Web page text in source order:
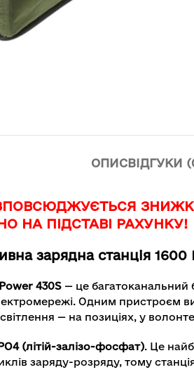
ОПИСВІДГУКИ
НА ПІДСТАВІ РАХУНКУ!
зарядна станція 1600
430S — це багатоканальний
Одним пристроєм
— на позиціях, у
(літій-залізо-фосфат). Це
заряду-розряду, тому